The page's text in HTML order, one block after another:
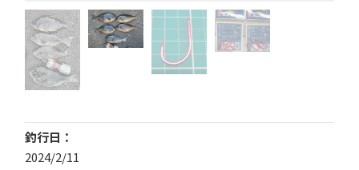
釣行日
2024/2/11